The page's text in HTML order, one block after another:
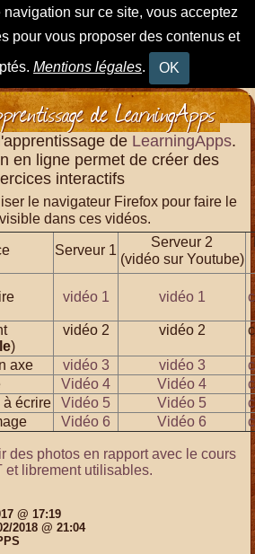
sur ce site, vous acceptez
pour vous proposer des contenus et
Mentions légales. OK
de LearningApps
de LearningApps.
en ligne permet de créer des
interactifs
le navigateur Firefox pour faire le
dans ces vidéos.
Serveur 1
Serveur 2
(vidéo sur Youtube)
vidéo 1 vidéo 1
)
vidéo 2 vidéo 2
axe vidéo 3 vidéo 3
Vidéo 4 Vidéo 4
à écrire
Vidéo 5 Vidéo 5
Vidéo 6 Vidéo 6
des photos en rapport avec le cours
et librement utilisables.
@ 17:19
2018 @ 21:04